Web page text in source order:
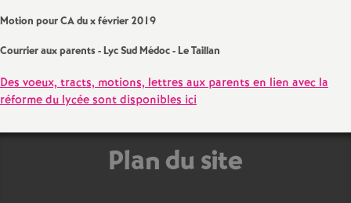
n
e
Motion pour CA du x février 2019
Courrier aux parents - Lyc Sud Médoc - Le Taillan
Des voeux, tracts, motions, lettres aux parents en lien avec la
réforme du lycée sont disponibles ici
Plan du site